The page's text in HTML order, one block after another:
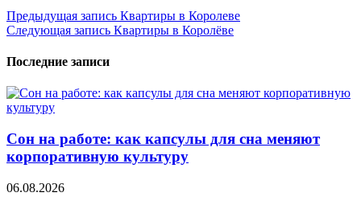
Навигация
по
записям
Предыдущая запись Квартиры в Королеве
Следующая запись Квартиры в Королёве
Последние записи
Сон на работе: как капсулы для сна меняют
корпоративную культуру
06.08.2026